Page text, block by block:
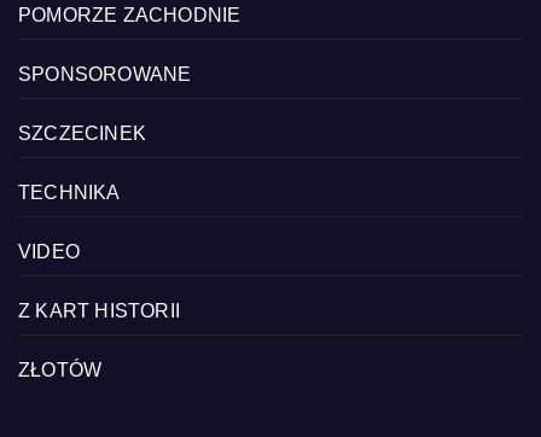
POMORZE ZACHODNIE
SPONSOROWANE
SZCZECINEK
TECHNIKA
VIDEO
Z KART HISTORII
ZŁOTÓW